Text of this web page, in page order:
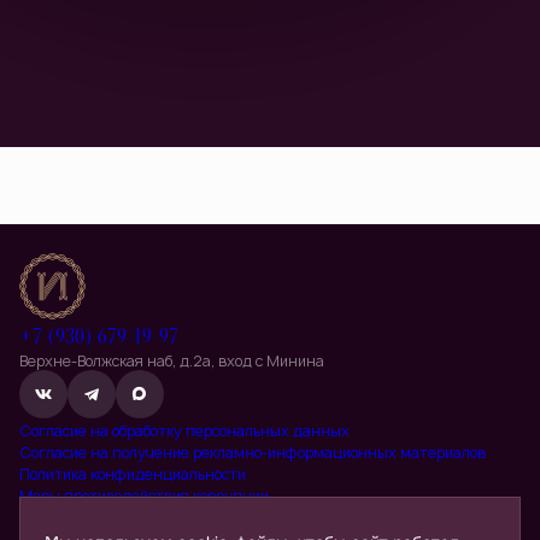
+7 (930) 679-19-97
Верхне-Волжская наб, д.2а, вход с Минина
Согласие на обработку персональных данных
Согласие на получение рекламно-информационных материалов
Политика конфиденциальности
Меры противодействия коррупции
посредниками